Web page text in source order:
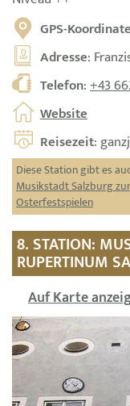
GPS-
Adresse:
Telefon:+43
Website
Reisezeit:
Diese Station gibt es
Musikstadt Salzburg
Osterfestspielen
8. STATION:
RUPERTINUM
Auf Karte